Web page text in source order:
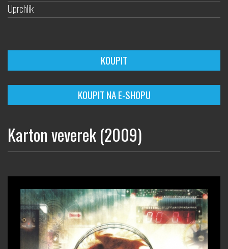
Uprchlík
KOUPIT
KOUPIT NA E-SHOPU
Karton veverek (2009)